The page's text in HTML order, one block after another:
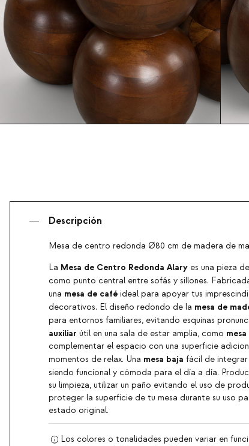
Descripción
Mesa de centro redonda Ø80 cm de madera de
La Mesa de Centro Redonda Alary es una pieza
como punto central entre sofás y sillones.
una mesa de café ideal para apoyar tus
decorativos. El diseño redondo de la mesa de
para entornos familiares, evitando esquinas
auxiliar útil en una sala de estar amplia, como
complementar el espacio con una superficie
momentos de relax. Una mesa baja fácil de
siendo funcional y cómoda para el día a día.
su limpieza, utilizar un paño evitando el uso de
proteger la superficie de tu mesa durante su uso
estado original.
Los colores o tonalidades pueden variar en